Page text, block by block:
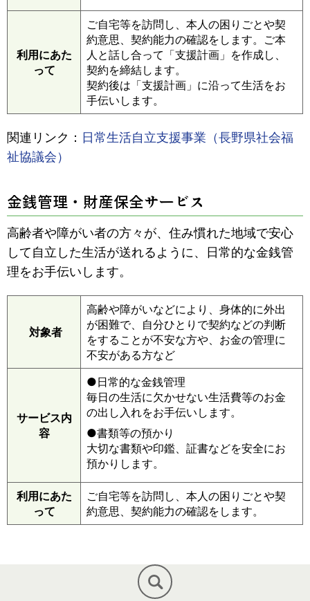
利用にあた
って
ご自宅等を訪問し、本人の困りごとや契
約意思、契約能力の確認をします。ご本
人と話し合って「支援計画」を作成し、
契約を締結します。
契約後は「支援計画」に沿って生活をお
手伝いします。
関連リンク： 日常生活自立支援事業（長野県社会福
祉協議会）
金銭管理・財産保全サービス
高齢者や障がい者の方々が、住み慣れた地域で安心
して自立した生活が送れるように、日常的な金銭管
理をお手伝いします。
対象者
高齢や障がいなどにより、身体的に外出
が困難で、自分ひとりで契約などの判断
をすることが不安な方や、お金の管理に
不安がある方など
サービス内
容
●日常的な金銭管理
毎日の生活に欠かせない生活費等のお金
の出し入れをお手伝いします。
●書類等の預かり
大切な書類や印鑑、証書などを安全にお
預かりします。
利用にあた
って
ご自宅等を訪問し、本人の困りごとや契
約意思、契約能力の確認をします。